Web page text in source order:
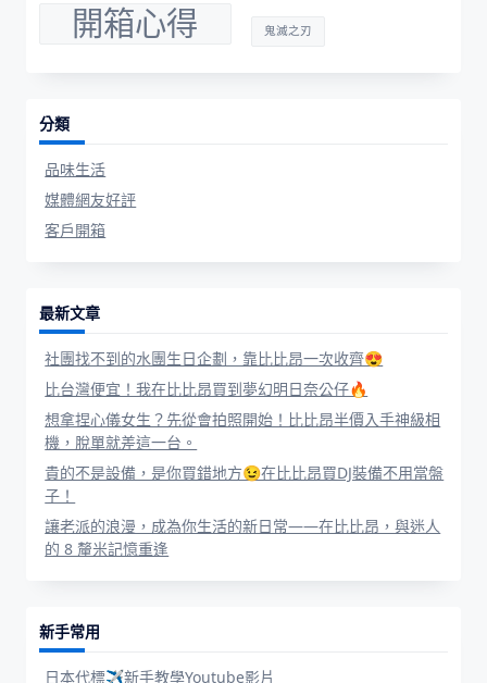
開箱心得 鬼滅之刃
分類
品味生活
媒體網友好評
客戶開箱
最新文章
社團找不到的水團生日企劃，靠比比昂一次收齊😍
比台灣便宜！我在比比昂買到夢幻明日奈公仔🔥
想拿捏心儀女生？先從會拍照開始！比比昂半價入手神級相
機，脫單就差這一台。
貴的不是設備，是你買錯地方😉在比比昂買DJ裝備不用當盤
子！
讓老派的浪漫，成為你生活的新日常——在比比昂，與迷人
的 8 釐米記憶重逢
新手常用
日本代標✈新手教學Youtube影片